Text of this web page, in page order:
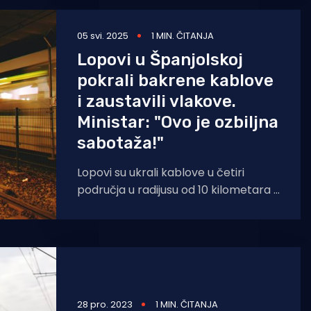
05 svi. 2025 1 MIN. ČITANJA
Lopovi u Španjolskoj
pokrali bakrene kablove
i zaustavili vlakove.
Ministar: "Ovo je ozbiljna
sabotaža!"
Lopovi su ukrali kablove u četiri
područja u radijusu od 10 kilometara i
vlakova stao
28 pro. 2023 1 MIN. ČITANJA